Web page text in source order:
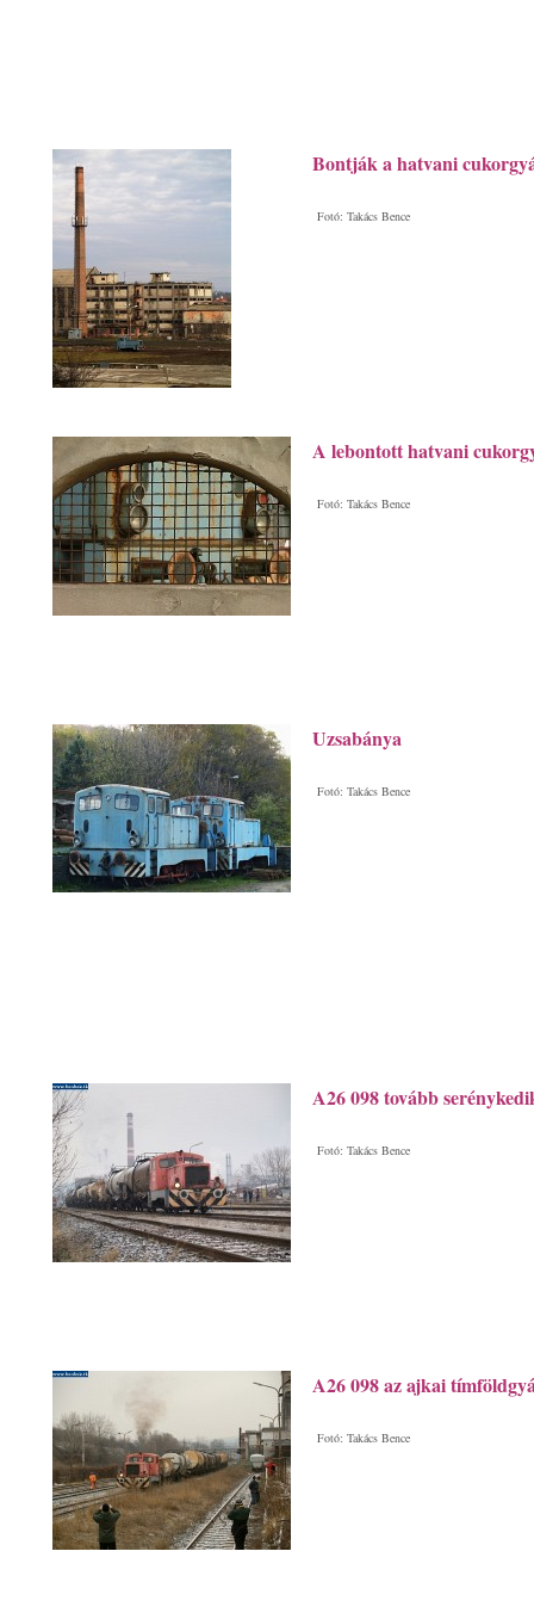
Bontják a hatvani
Fotó: Takács Bence
A lebontott hatvani
Fotó: Takács Bence
Uzsabánya
Fotó: Takács Bence
A26 098 tovább
Fotó: Takács Bence
A26 098 az ajkai
Fotó: Takács Bence